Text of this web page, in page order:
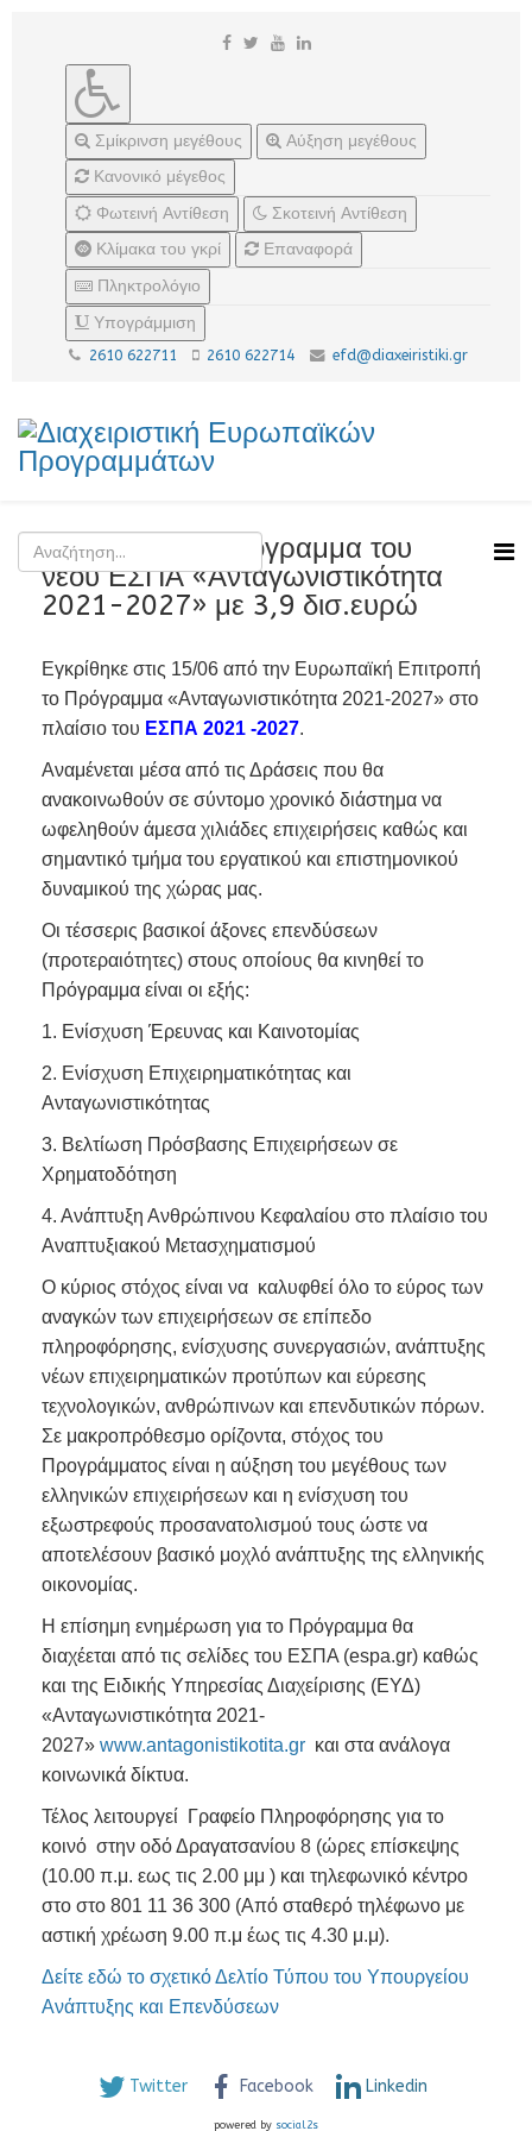
Σμίκρινση μεγέθους
Αύξηση μεγέθους
Κανονικό μέγεθος
Φωτεινή Αντίθεση
Σκοτεινή Αντίθεση
Κλίμακα του γκρί
Επαναφορά
Πληκτρολόγιο
Υπογράμμιση
2610 622711 2610 622714 efd@diaxeiristiki.gr
Εγκρίθηκε το Πρόγραμμα του
νέου ΕΣΠΑ «Ανταγωνιστικότητα
2021-2027» με 3,9 δισ.ευρώ
Εγκρίθηκε στις 15/06 από την Ευρωπαϊκή Επιτροπή
το Πρόγραμμα «Ανταγωνιστικότητα 2021-2027» στο
πλαίσιο του ΕΣΠΑ 2021 -2027.
Αναμένεται μέσα από τις Δράσεις που θα
ανακοινωθούν σε σύντομο χρονικό διάστημα να
ωφεληθούν άμεσα χιλιάδες επιχειρήσεις καθώς και
σημαντικό τμήμα του εργατικού και επιστημονικού
δυναμικού της χώρας μας.
Οι τέσσερις βασικοί άξονες επενδύσεων
(προτεραιότητες) στους οποίους θα κινηθεί το
Πρόγραμμα είναι οι εξής:
1. Ενίσχυση Έρευνας και Καινοτομίας
2. Ενίσχυση Επιχειρηματικότητας και
Ανταγωνιστικότητας
3. Βελτίωση Πρόσβασης Επιχειρήσεων σε
Χρηματοδότηση
4. Ανάπτυξη Ανθρώπινου Κεφαλαίου στο πλαίσιο του
Αναπτυξιακού Μετασχηματισμού
Ο κύριος στόχος είναι να καλυφθεί όλο το εύρος των
αναγκών των επιχειρήσεων σε επίπεδο
πληροφόρησης, ενίσχυσης συνεργασιών, ανάπτυξης
νέων επιχειρηματικών προτύπων και εύρεσης
τεχνολογικών, ανθρώπινων και επενδυτικών πόρων.
Σε μακροπρόθεσμο ορίζοντα, στόχος του
Προγράμματος είναι η αύξηση του μεγέθους των
ελληνικών επιχειρήσεων και η ενίσχυση του
εξωστρεφούς προσανατολισμού τους ώστε να
αποτελέσουν βασικό μοχλό ανάπτυξης της ελληνικής
οικονομίας.
Η επίσημη ενημέρωση για το Πρόγραμμα θα
διαχέεται από τις σελίδες του ΕΣΠΑ (espa.gr) καθώς
και της Ειδικής Υπηρεσίας Διαχείρισης (ΕΥΔ)
«Ανταγωνιστικότητα 2021-
2027» www.antagonistikotita.gr και στα ανάλογα
κοινωνικά δίκτυα.
Τέλος λειτουργεί Γραφείο Πληροφόρησης για το
κοινό στην οδό Δραγατσανίου 8 (ώρες επίσκεψης
(10.00 π.μ. εως τις 2.00 μμ ) και τηλεφωνικό κέντρο
στο στο 801 11 36 300 (Από σταθερό τηλέφωνο με
αστική χρέωση 9.00 π.μ έως τις 4.30 μ.μ).
Δείτε εδώ το σχετικό Δελτίο Τύπου του Υπουργείου
Ανάπτυξης και Επενδύσεων
Twitter Facebook Linkedin
powered by social2s